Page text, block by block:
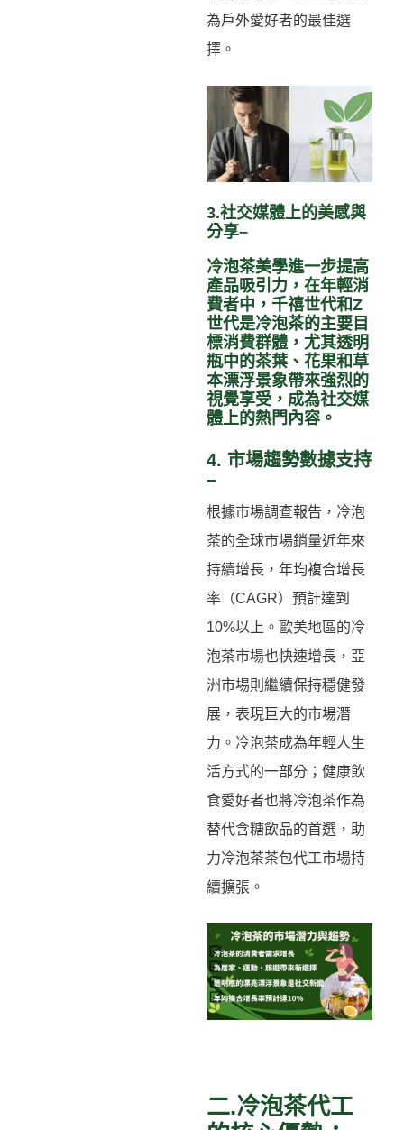
為戶外愛好者的最佳選
擇。
3.社交媒體上的美感與
分享–
冷泡茶美學進一步提高
產品吸引力，在年輕消
費者中，千禧世代和Z
世代是冷泡茶的主要目
標消費群體，尤其透明
瓶中的茶葉、花果和草
本漂浮景象帶來強烈的
視覺享受，成為社交媒
體上的熱門內容。
4. 市場趨勢數據支持
–
根據市場調查報告，冷泡
茶的全球市場銷量近年來
持續增長，年均複合增長
率（CAGR）預計達到
10%以上。歐美地區的冷
泡茶市場也快速增長，亞
洲市場則繼續保持穩健發
展，表現巨大的市場潛
力。冷泡茶成為年輕人生
活方式的一部分；健康飲
食愛好者也將冷泡茶作為
替代含糖飲品的首選，助
力冷泡茶茶包代工市場持
續擴張。
二.冷泡茶代工